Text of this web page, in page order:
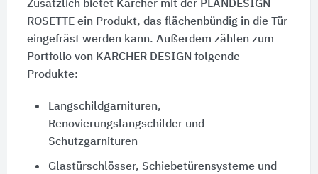
Zusätzlich bietet Karcher mit der PLANDESIGN
ROSETTE ein Produkt, das flächenbündig in die Tür
eingefräst werden kann. Außerdem zählen zum
Portfolio von KARCHER DESIGN folgende
Produkte:
Langschildgarnituren,
Renovierungslangschilder und
Schutzgarnituren
Glastürschlösser, Schiebetürensysteme und